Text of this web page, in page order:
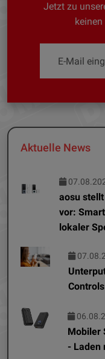
Jetzt zu
Aktuelle News
aosu stellt
vor:
lokaler
Mobiler
- Laden